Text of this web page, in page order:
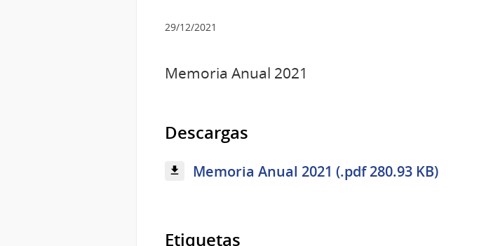
29/12/2021
Memoria Anual 2021
Descargas
Memoria Anual 2021 (.pdf 280.93 KB)
Etiquetas